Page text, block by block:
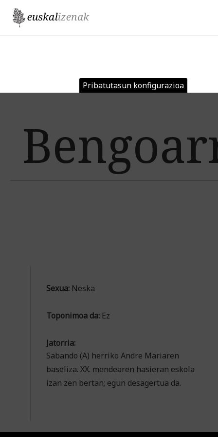
Sexua: Neska
Toponimoa da: Ez
Jatorria:
Sabando (A) herriko Andre Mariaren
baseliza. XX. mendearen hasieran eskola
izan zen bertan; egun desagertua da.
Pribatutasun konfigurazioa